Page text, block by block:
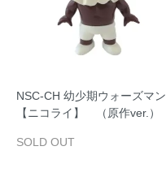
NSC‐CH 幼少期ウォーズマン
【ニコライ】 （原作ver.）
SOLD OUT